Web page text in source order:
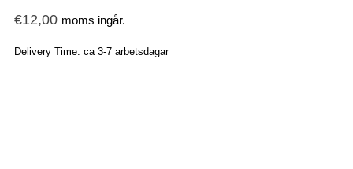
€12,00 moms ingår.
Delivery Time: ca 3-7 arbetsdagar